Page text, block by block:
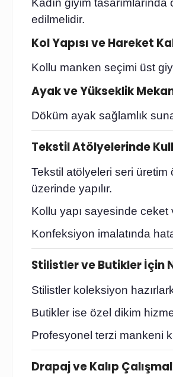
Kadın giyim
edilmelidir.
Kol Yapısı ve Hareket
Kollu manken seçimi üst
Ayak ve Yükseklik
Döküm ayak sağlamlık
Tekstil Atölyelerinde
Tekstil atölyeleri seri
üzerinde yapılır.
Kollu yapı sayesinde ceket
Konfeksiyon imalatında
Stilistler ve Butikler İçin
Stilistler koleksiyon
Butikler ise özel dikim
Profesyonel terzi mankeni
Drapaj ve Kalıp